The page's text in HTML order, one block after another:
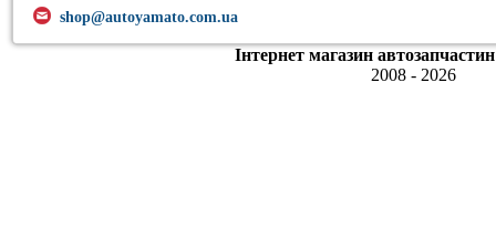
shop@autoyamato.com.ua
Інтернет магазин
2008 - 2026